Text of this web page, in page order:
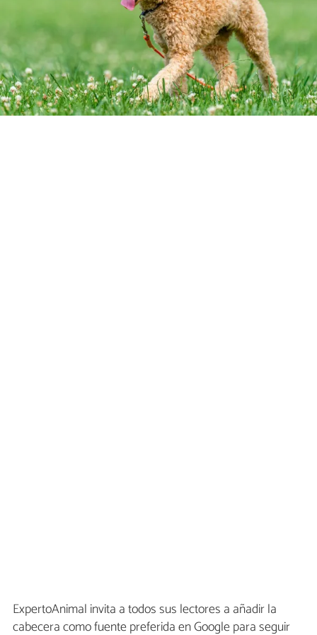
ExpertoAnimal invita a todos sus lectores a añadir la
cabecera como fuente preferida en Google para seguir